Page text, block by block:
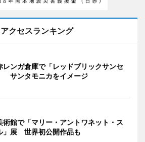
アクセスランキング
レンガ倉庫で「レッドブリックサンセ
サンタモニカをイメージ
術館で「マリー・アントワネット・ス
」展 世界初公開作品も